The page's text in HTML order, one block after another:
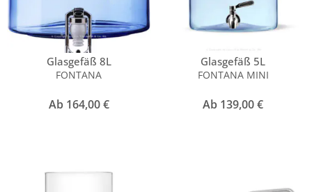
Glasgefäß 8L
FONTANA
Ab 164,00€
Glasgefäß 5L
FONTANA MINI
Ab 139,00€